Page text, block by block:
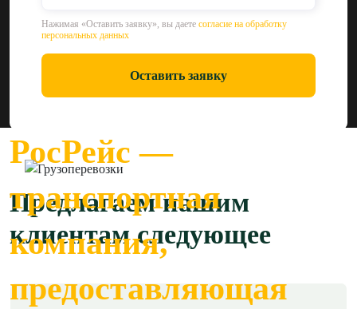
Нажимая «Оставить заявку», вы даете согласие на обработку
персональных данных
Оставить заявку
РосРейс —
транспортная
компания,
предоставляющая
Предлагаем нашим
клиентам следующее